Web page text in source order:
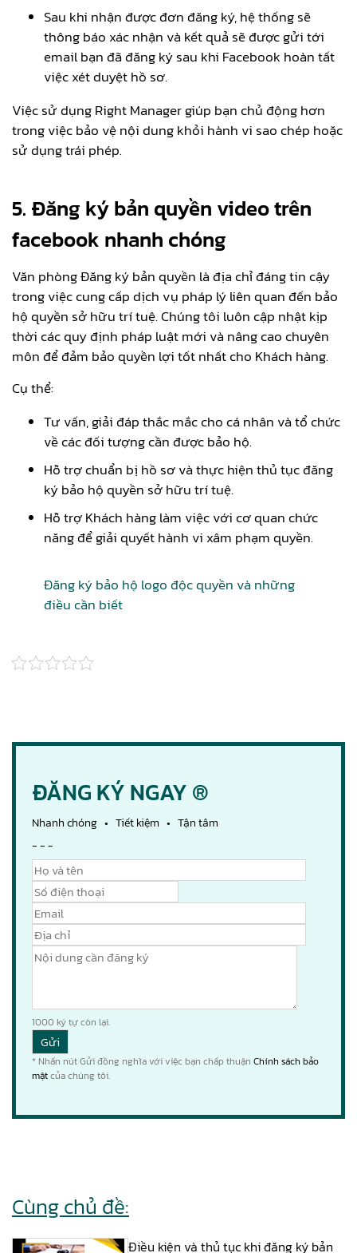
Sau khi nhận được đơn đăng ký, hệ thống sẽ
thông báo xác nhận và kết quả sẽ được gửi tới
email bạn đã đăng ký sau khi Facebook hoàn tất
việc xét duyệt hồ sơ.
Việc sử dụng Right Manager giúp bạn chủ động hơn
trong việc bảo vệ nội dung khỏi hành vi sao chép hoặc
sử dụng trái phép.
5. Đăng ký bản quyền video trên
facebook nhanh chóng
Văn phòng Đăng ký bản quyền là địa chỉ đáng tin cậy
trong việc cung cấp dịch vụ pháp lý liên quan đến bảo
hộ quyền sở hữu trí tuệ. Chúng tôi luôn cập nhật kịp
thời các quy định pháp luật mới và nâng cao chuyên
môn để đảm bảo quyền lợi tốt nhất cho Khách hàng.
Cụ thể:
Tư vấn, giải đáp thắc mắc cho cá nhân và tổ chức
về các đối tượng cần được bảo hộ.
Hỗ trợ chuẩn bị hồ sơ và thực hiện thủ tục đăng
ký bảo hộ quyền sở hữu trí tuệ.
Hỗ trợ Khách hàng làm việc với cơ quan chức
năng để giải quyết hành vi xâm phạm quyền.
Đăng ký bảo hộ logo độc quyền và những
điều cần biết
ĐĂNG KÝ NGAY ®
Nhanh chóng • Tiết kiệm • Tận tâm
- - -
1000 ký tự còn lại.
* Nhấn nút Gửi đồng nghĩa với việc bạn chấp thuận Chính sách bảo
mậtcủa chúng tôi.
Cùng chủ đề:
Điều kiện và thủ tục khi đăng ký bản